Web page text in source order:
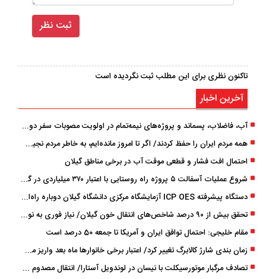
تاکنون نظری برای این مطلب ثبت نگردیده است
آخرین اخبار
آب، فاضلاب، پسماند و پروژه‌های نیمه‌تمام در اولویت مصوبات سفر دولت
همه مردم ایران را حفظ کردند/ اگر تا امروز مانده‌ایم، به ‌خاطر مردم نجیب ایران بوده است
احتمال افت فشار و قطعی موقت آب در برخی مناطق گیلان
شروع عملیات آسفالت ۵ پروژه راه ‌روستایی با اعتبار ۳۷۰ میلیاردی در گیلان
دستگاه پیشرفته ICP OES آزمایشگاه مرکزی دانشگاه گیلان دوباره راه‌اندازی شد
تحقق بیش از ۹۰ درصد شاخص‌های انتقال خون گیلان/ نیاز فوری به نوسازی تجهیزات آزمایشگاهی
مقام خلیجی: احتمال توافق ایران و آمریکا تا جمعه 50 درصد است
زمان ‌بندی شارژ کالابرگ تغییر کرد/ اعتبار برخی خانوارها ماه بعد واریز می‌شود
تصادف مرگبار موتورسیکلت با نیسان در لوندویل آستارا/ انتقال مصدوم با اورژانس هوایی به رشت